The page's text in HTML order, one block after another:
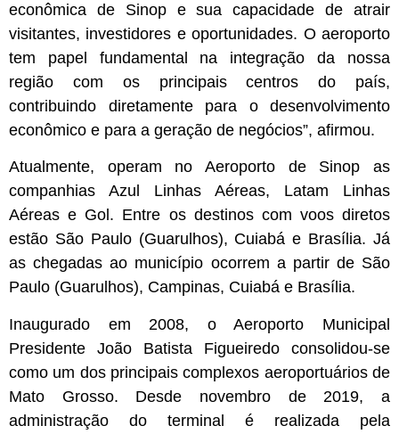
econômica de Sinop e sua capacidade de atrair
visitantes, investidores e oportunidades. O aeroporto
tem papel fundamental na integração da nossa
região com os principais centros do país,
contribuindo diretamente para o desenvolvimento
econômico e para a geração de negócios”, afirmou.
Atualmente, operam no Aeroporto de Sinop as
companhias Azul Linhas Aéreas, Latam Linhas
Aéreas e Gol. Entre os destinos com voos diretos
estão São Paulo (Guarulhos), Cuiabá e Brasília. Já
as chegadas ao município ocorrem a partir de São
Paulo (Guarulhos), Campinas, Cuiabá e Brasília.
Inaugurado em 2008, o Aeroporto Municipal
Presidente João Batista Figueiredo consolidou-se
como um dos principais complexos aeroportuários de
Mato Grosso. Desde novembro de 2019, a
administração do terminal é realizada pela